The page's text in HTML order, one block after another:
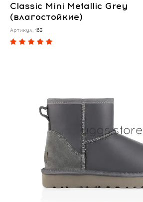
Classic Mini Metallic Grey
(влагостойкие)
Артикул: 163